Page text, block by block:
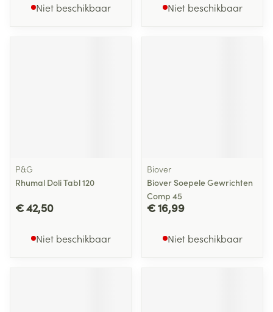
Niet beschikbaar Niet beschikbaar
P&G
Rhumal Doli Tabl 120
€ 42,50
Niet beschikbaar
Biover
Biover Soepele Gewrichten
Comp 45
€ 16,99
Niet beschikbaar